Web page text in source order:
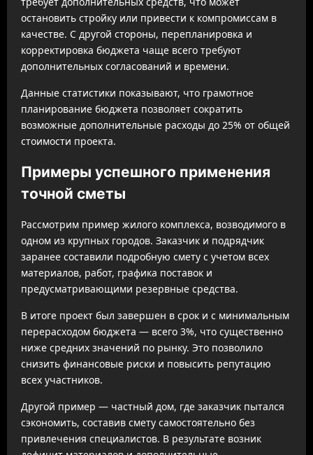
остановить стройку или привести к компромиссам в
качестве. С другой стороны, перепланировка и
корректировка бюджета чаще всего требуют
дополнительных согласований и времени.
Данные статистики показывают, что грамотное
планирование бюджета позволяет сократить
возможные дополнительные расходы до 25% от общей
стоимости проекта.
Примеры успешного применения
точной сметы
Рассмотрим пример жилого комплекса, возводимого в
одном из крупных городов. Заказчик и подрядчик
заранее составили подробную смету с учетом всех
материалов, работ, графика поставок и
предусматривающими резервные средства.
В итоге проект был завершен в срок и с минимальным
перерасходом бюджета — всего 3%, что существенно
ниже средних значений по рынку. Это позволило
снизить финансовые риски и повысить репутацию
всех участников.
Другой пример — частный дом, где заказчик пытался
сэкономить, составив смету самостоятельно без
привлечения специалистов. В результате возник